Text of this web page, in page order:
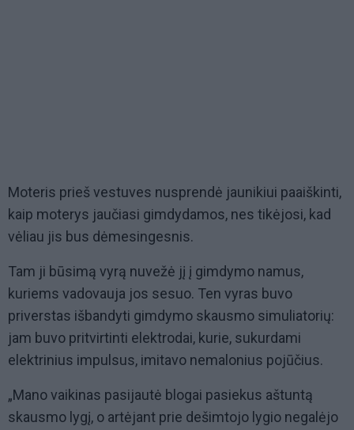
Moteris prieš vestuves nusprendė jaunikiui paaiškinti,
kaip moterys jaučiasi gimdydamos, nes tikėjosi, kad
vėliau jis bus dėmesingesnis.
Tam ji būsimą vyrą nuvežė jį į gimdymo namus,
kuriems vadovauja jos sesuo. Ten vyras buvo
priverstas išbandyti gimdymo skausmo simuliatorių:
jam buvo pritvirtinti elektrodai, kurie, sukurdami
elektrinius impulsus, imitavo nemalonius pojūčius.
„Mano vaikinas pasijautė blogai pasiekus aštuntą
skausmo lygį, o artėjant prie dešimtojo lygio negalėjo